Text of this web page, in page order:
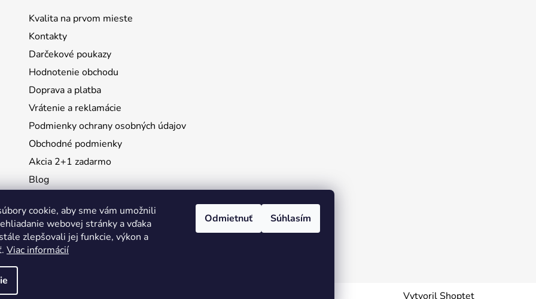
cookie, aby sme vám umožnili
webovej stránky a vďaka
zlepšovali jej funkcie, výkon a
Viac informácií
Odmietnuť Súhlasím
Kvalita na prvom mieste
Kontakty
Darčekové poukazy
Hodnotenie obchodu
Doprava a platba
Vrátenie a reklamácie
Podmienky ochrany osobných údajov
Obchodné podmienky
Akcia 2+1 zadarmo
Blog
Instagram
Vytvoril Shoptet
Upraviť nastavenie cookies